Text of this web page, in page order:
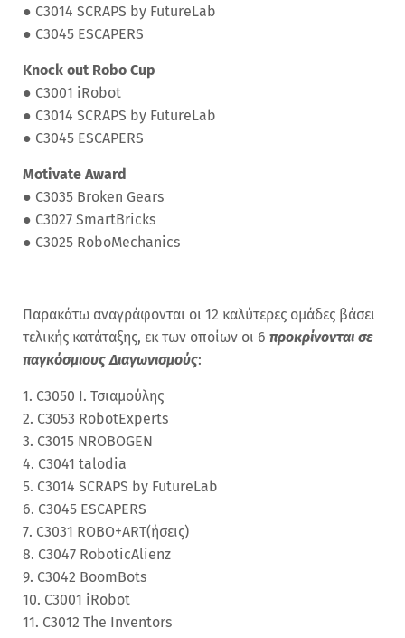
● C3014 SCRAPS by FutureLab
● C3045 ESCAPERS
Knock out Robo Cup
● C3001 iRobot
● C3014 SCRAPS by FutureLab
● C3045 ESCAPERS
Motivate Award
● C3035 Broken Gears
● C3027 SmartBricks
● C3025 RoboMechanics
Παρακάτω αναγράφονται οι 12 καλύτερες ομάδες βάσει
τελικής κατάταξης, εκ των οποίων οι 6 προκρίνονται σε
παγκόσμιους Διαγωνισμούς:
1. C3050 Ι. Τσιαμούλης
2. C3053 RobotExperts
3. C3015 NROBOGEN
4. C3041 talodia
5. C3014 SCRAPS by FutureLab
6. C3045 ESCAPERS
7. C3031 ROBO+ART(ήσεις)
8. C3047 RoboticAlienz
9. C3042 BoomBots
10. C3001 iRobot
11. C3012 The Inventors